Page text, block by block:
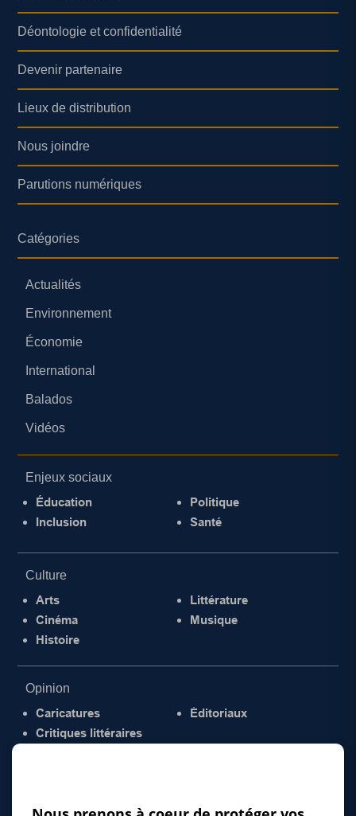
Déontologie et confidentialité
Devenir partenaire
Lieux de distribution
Nous joindre
Parutions numériques
Catégories
Actualités
Environnement
Économie
International
Balados
Vidéos
Enjeux sociaux
Éducation
Inclusion
Politique
Santé
Culture
Arts
Cinéma
Histoire
Littérature
Musique
Opinion
Caricatures
Critiques littéraires
Éditoriaux